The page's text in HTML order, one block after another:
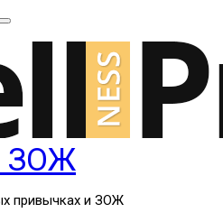
ЗОЖ
привычках и ЗОЖ